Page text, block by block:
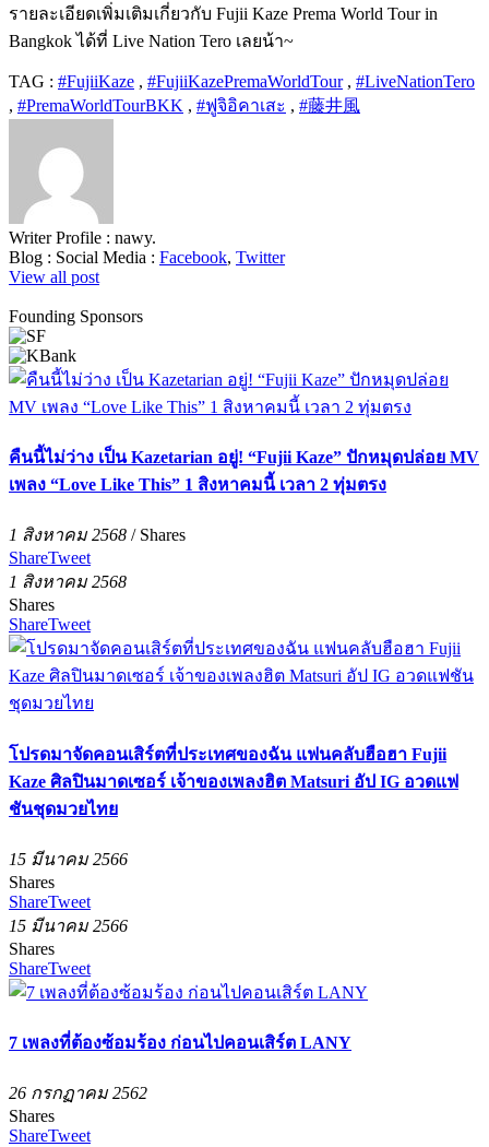
รายละเอียดเพิ่มเติมเกี่ยวกับ Fujii Kaze Prema World Tour in
Bangkok ได้ที่ Live Nation Tero เลยน้า~
TAG : #FujiiKaze , #FujiiKazePremaWorldTour, #LiveNationTero
, #PremaWorldTourBKK , #ฟูจิอิคาเสะ , #藤井風
Writer Profile : nawy.
Blog : Social Media : Facebook, Twitter
View all post
Founding Sponsors
คืนนี้ไม่ว่าง เป็น Kazetarian อยู่! “Fujii Kaze” ปักหมุดปล่อย MV
เพลง “Love Like This” 1 สิงหาคมนี้ เวลา 2 ทุ่มตรง
1 สิงหาคม 2568 / Shares
ShareTweet
1 สิงหาคม 2568
Shares
ShareTweet
โปรดมาจัดคอนเสิร์ตที่ประเทศของฉัน แฟนคลับฮือฮา Fujii
Kaze ศิลปินมาดเซอร์ เจ้าของเพลงฮิต Matsuri อัป IG อวดแฟ
ชันชุดมวยไทย
15 มีนาคม 2566
Shares
ShareTweet
15 มีนาคม 2566
Shares
ShareTweet
7 เพลงที่ต้องซ้อมร้อง ก่อนไปคอนเสิร์ต LANY
26 กรกฏาคม 2562
Shares
ShareTweet